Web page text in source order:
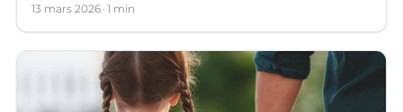
13 mars 2026 1 min